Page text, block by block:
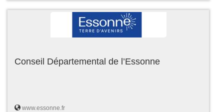
Conseil Départemental de l’Essonne
www.essonne.fr